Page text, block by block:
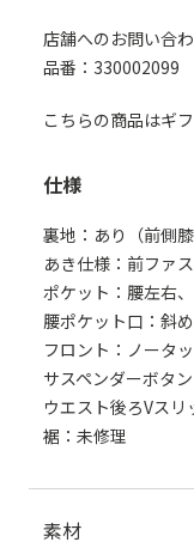
店舗へのお問い合
品番：330002099
こちらの商品はギ
仕様
裏地：あり（前側膝
あき仕様：前ファ
ポケット：腰左右
腰ポケット口：斜め
フロント：ノータ
サスペンダーボタ
ウエスト後ろVスリ
裾：未修理
素材